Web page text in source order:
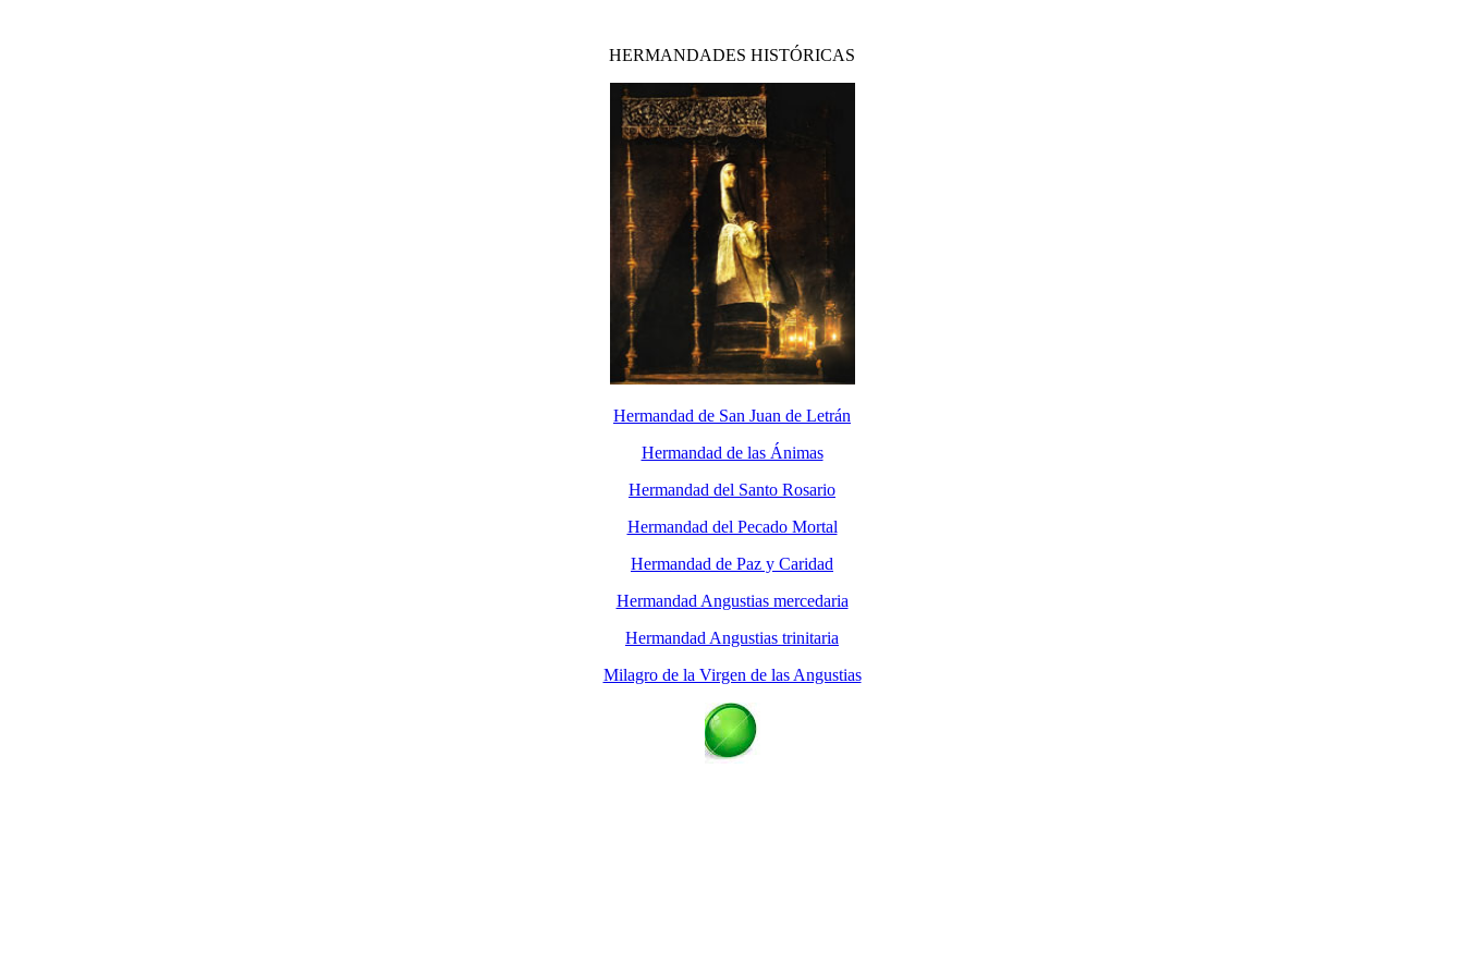
HERMANDADES HISTÓRICAS
Hermandad de San Juan de Letrán
Hermandad de las Ánimas
Hermandad del Santo Rosario
Hermandad del Pecado Mortal
Hermandad de Paz y Caridad
Hermandad Angustias mercedaria
Hermandad Angustias trinitaria
Milagro de la Virgen de las Angustias